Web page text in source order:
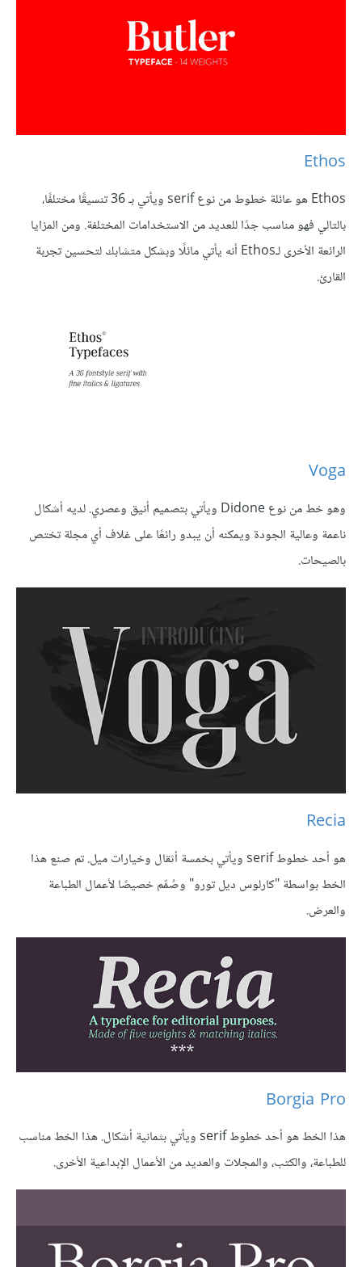
Ethos
Ethos هو عائلة خطوط من نوع serif ويأتي بـ 36 تنسيقًا مختلفًا،
بالتالي فهو مناسب جدًا للعديد من الاستخدامات المختلفة. ومن المزايا
الرائعة الأخرى لـEthos أنه يأتي مائلًا وبشكل متشابك لتحسين تجربة
القارئ.
Voga
وهو خط من نوع Didone ويأتي بتصميم أنيق وعصري. لديه أشكال
ناعمة وعالية الجودة ويمكنه أن يبدو رائعًا على غلاف أي مجلة تختص
بالصيحات.
Recia
هو أحد خطوط serif ويأتي بخمسة أثقال وخيارات ميل. تم صنع هذا
الخط بواسطة "كارلوس ديل تورو" وصُمِّم خصيصًا لأعمال الطباعة
والعرض.
Borgia Pro
هذا الخط هو أحد خطوط serif ويأتي بثمانية أشكال. هذا الخط مناسب
للطباعة، والكتب، والمجلات والعديد من الأعمال الإبداعية الأخرى.